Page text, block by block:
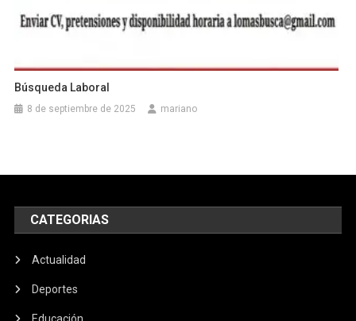
Búsqueda Laboral
8 de septiembre de 2025 mariano
CATEGORIAS
Actualidad
Deportes